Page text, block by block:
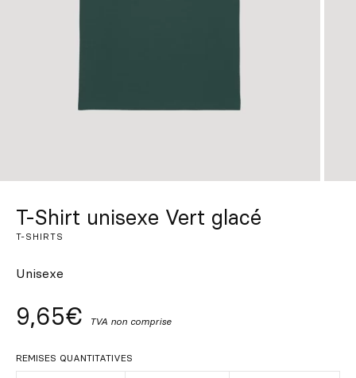
T-Shirt unisexe Vert glacé
T-SHIRTS
Unisexe
9,65€ TVA non comprise
REMISES QUANTITATIVES